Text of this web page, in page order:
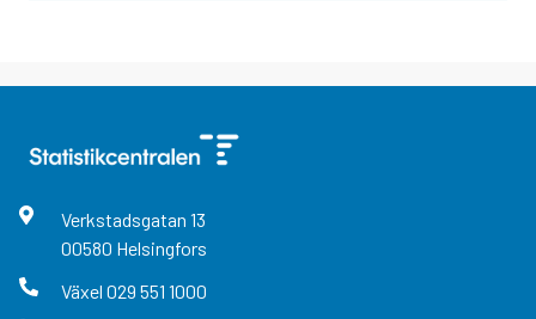
Verkstadsgatan 13
00580 Helsingfors
Växel 029 551 1000